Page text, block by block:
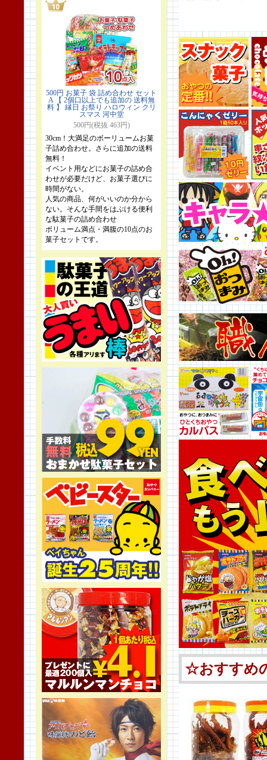
500円 お菓子 袋 詰め合わせ セット
A 【 2個口以上でも追加の 送料無
料 】 縁日 お祭り ハロウィン クリ
スマス 河中堂
500円(税抜 463円)
30cm！大満足のボーリュームお菓
子詰め合わせ。さらに追加の送料
無料！
イベント用などにお菓子の詰め合
わせが必要だけど、お菓子選びに
時間がない。
人気の商品、何がいいのか分から
ない。そんな手間をはぶける便利
な駄菓子の詰め合わせ
ボリューム満点・満腹の10点のお
菓子セットです。